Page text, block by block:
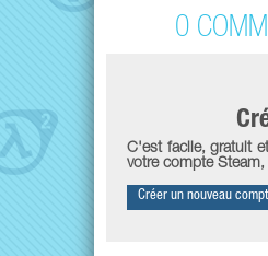
0
C'est facile, gratuit
votre compte
Créer un nouveau